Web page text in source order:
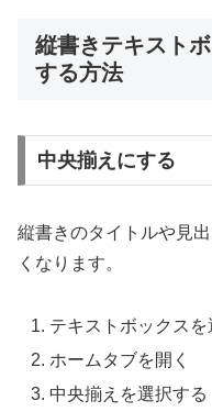
縦書きテキスト
する方法
中央揃えにする
縦書きのタイトルや見
くなります。
テキストボックスを
ホームタブを開く
中央揃えを選択する